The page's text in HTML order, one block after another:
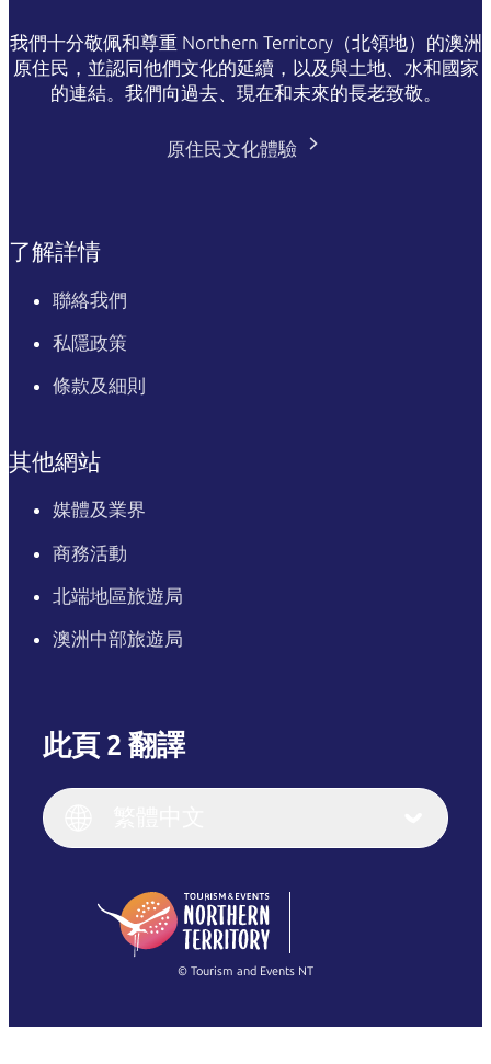
我們十分敬佩和尊重 Northern Territory（北領地）的澳洲
原住民，並認同他們文化的延續，以及與土地、水和國家
的連結。我們向過去、現在和未來的長老致敬。
原住民文化體驗
了解詳情
聯絡我們
私隱政策
條款及細則
其他網站
媒體及業界
商務活動
北端地區旅遊局
澳洲中部旅遊局
此頁 2 翻譯
English (US)
English
(Singapore)
Français
繁體中文
© Tourism and Events NT